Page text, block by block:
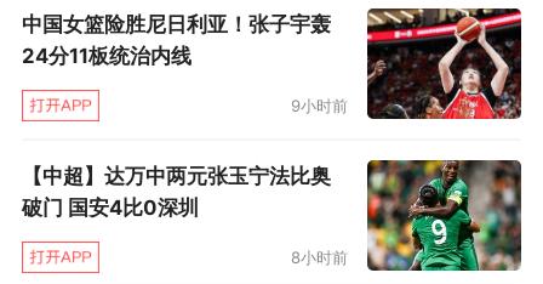
己的帅位。
占据首发位置的洛尔·邓本赛季表现惨淡，场
拉姆被摁在替补席上，场均得到7.6分和3.5个篮
中国女篮险胜尼日利亚！张子宇轰
24分11板统治内线
9小时前
【中超】达万中两元张玉宁法比奥
破门 国安4比0深圳
8小时前